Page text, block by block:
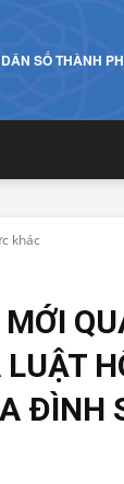
SỐ THÀNH
khác
ĐÌNH